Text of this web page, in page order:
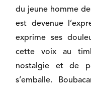
du jeune homme
est devenue
exprime ses
cette voix au
nostalgie et de
s’emballe.